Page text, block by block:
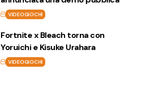
VIDEOGIOCHI
Fortnite x Bleach torna con
Yoruichi e Kisuke Urahara
VIDEOGIOCHI